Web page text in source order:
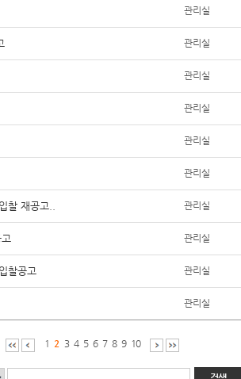
관리실
관리실
관리실
관리실
관리실
관리실
찰 재공고.. 관리실
관리실
찰공고 관리실
관리실
1 2 3 4 5 6 7 8 9 10